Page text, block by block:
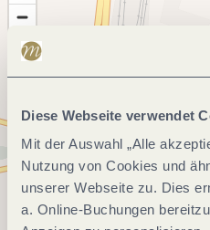
Diese Webseite verwendet
Mit der Auswahl „Alle
Nutzung von Cookies und
unserer Webseite zu. Dies
a. Online-Buchungen